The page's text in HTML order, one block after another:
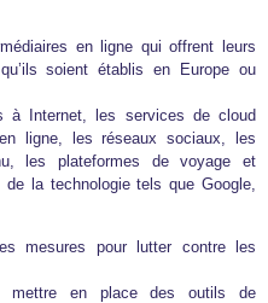
en ligne qui offrent leurs
soient établis en Europe ou
à Internet, les services de cloud
ligne, les réseaux sociaux, les
les plateformes de voyage et
la technologie tels que Google,
mesures pour lutter contre les
mettre en place des outils de